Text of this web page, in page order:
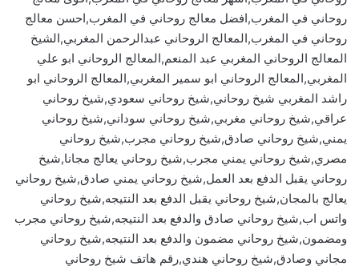
روحاني في المغرب,افضل معالج روحاني في المغرب,احسن معالج
روحاني في المغرب,المعالج الروحاني عبدالرحمن المغربي,الشيخ
المعالج الروحاني المغربي عبد المنعم,المعالج الروحاني ابو علي
المغربي,المعالج الروحاني ابو سمير المغربي,المعالج الروحاني ابو
راشد المغربي شيخ روحاني,شيخ روحاني سعودي,شيخ روحاني
عراقي,شيخ روحاني مغربي,شيخ روحاني سوداني,شيخ روحاني
يمني,شيخ روحاني صادق,شيخ روحاني مجرب,شيخ روحاني
مصري,شيخ روحاني يمني مجرب,شيخ روحاني يعالج مجانا,شيخ
روحاني يقبل الدفع بعد العمل,شيخ روحاني يمني صادق,شيخ روحاني
يعالج بالمجان,شيخ روحاني يقبل الدفع بعد النتيجه,شيخ روحاني
واتس اب,شيخ روحاني صادق والدفع بعد النتيجه,شيخ روحاني مجرب
ومضمون,شيخ روحاني مضمون والدفع بعد النتيجه,شيخ روحاني
مجاني وصادق,شيخ روحاني هندي,رقم هاتف شيخ روحاني